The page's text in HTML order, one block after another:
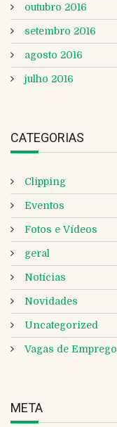
outubro 2016
setembro 2016
agosto 2016
julho 2016
CATEGORIAS
Clipping
Eventos
Fotos e Vídeos
geral
Notícias
Novidades
Uncategorized
Vagas de Emprego
META